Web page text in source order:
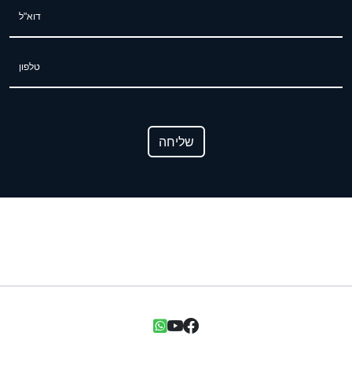
שליחה